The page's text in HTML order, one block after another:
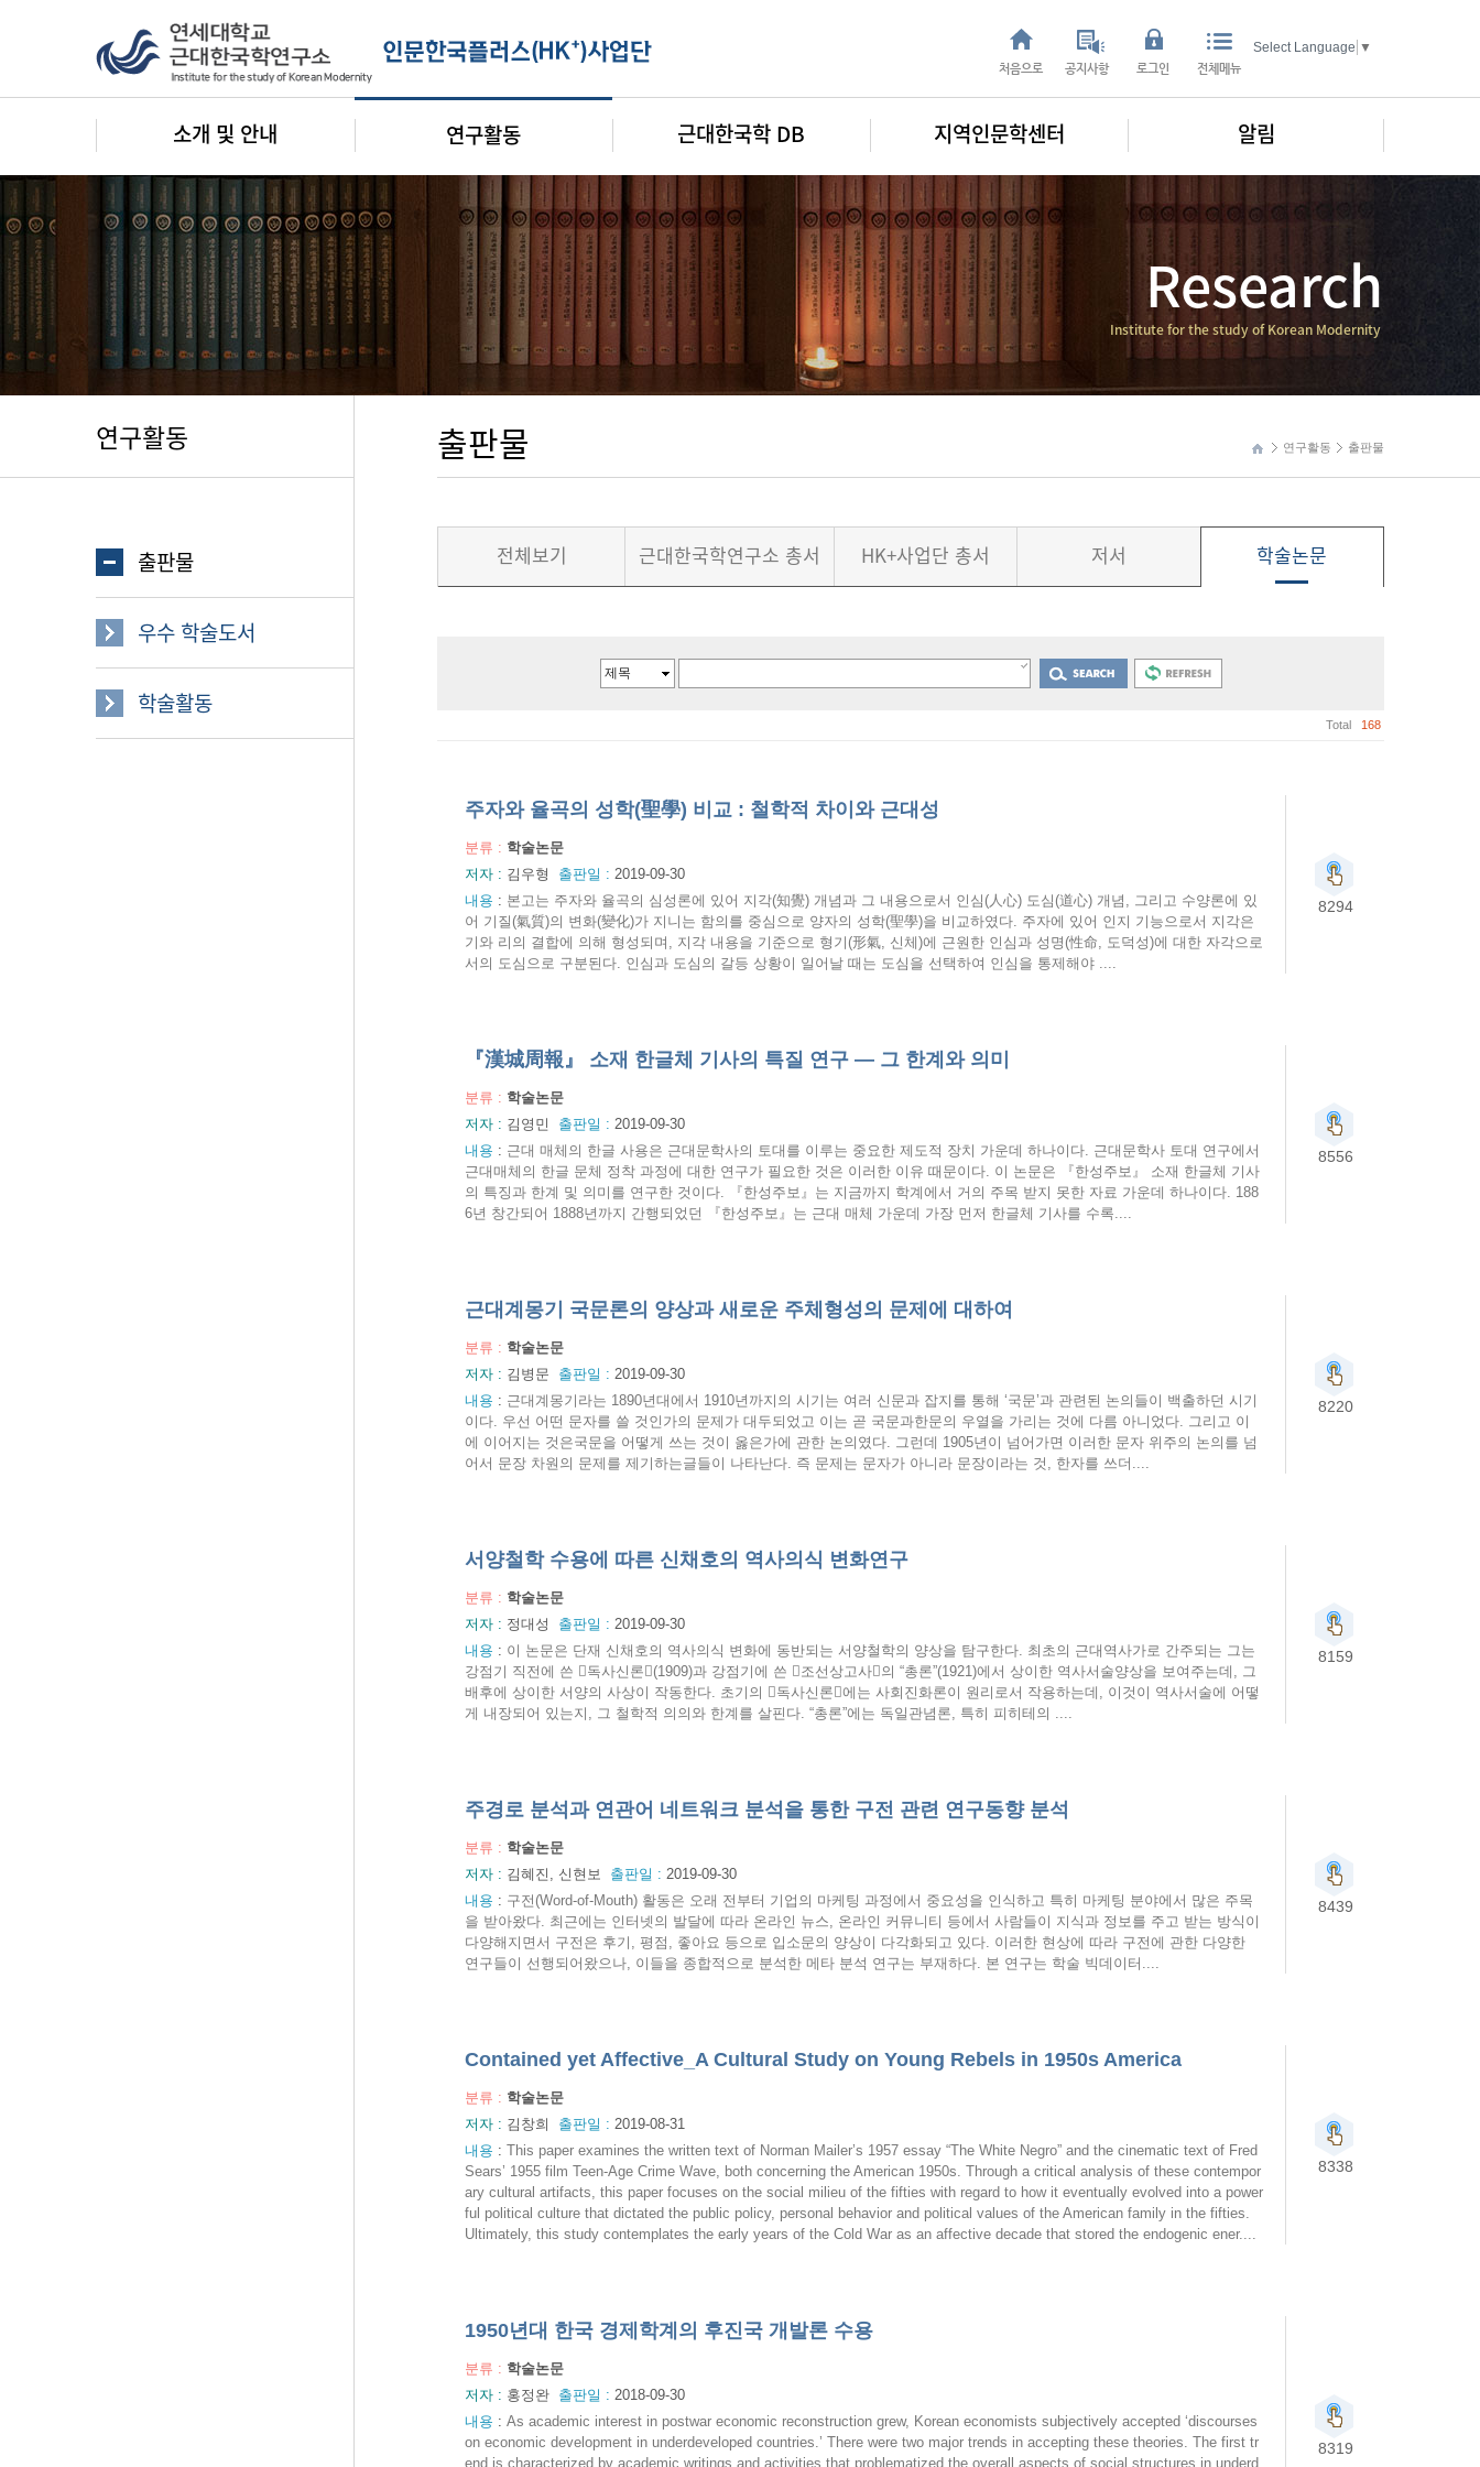
Select Language ▼
전체메뉴
로그인
공지사항
처음으로
소개 및 안내 연구활동 근대한국학 DB 지역인문학센터 알림
Research
Institute for the study of Korean Modernity
연구활동
출판물
우수 학술도서
학술활동
출판물 연구활동 출판물
전체보기 근대한국학연구소 총서 HK+사업단 총서 저서 학술논문
Total 168
주자와 율곡의 성학(聖學) 비교 : 철학적 차이와 근대성
분류 : 학술논문
저자 : 김우형 출판일 : 2019-09-30
내용 : 본고는 주자와 율곡의 심성론에 있어 지각(知覺) 개념과 그 내용으로서 인심(人心) 도심(道心) 개념, 그리고 수양론에 있
어 기질(氣質)의 변화(變化)가 지니는 함의를 중심으로 양자의 성학(聖學)을 비교하였다. 주자에 있어 인지 기능으로서 지각은
기와 리의 결합에 의해 형성되며, 지각 내용을 기준으로 형기(形氣, 신체)에 근원한 인심과 성명(性命, 도덕성)에 대한 자각으로
서의 도심으로 구분된다. 인심과 도심의 갈등 상황이 일어날 때는 도심을 선택하여 인심을 통제해야 ....
8294
『漢城周報』 소재 한글체 기사의 특질 연구 ― 그 한계와 의미
분류 : 학술논문
저자 : 김영민 출판일 : 2019-09-30
내용 : 근대 매체의 한글 사용은 근대문학사의 토대를 이루는 중요한 제도적 장치 가운데 하나이다. 근대문학사 토대 연구에서
근대매체의 한글 문체 정착 과정에 대한 연구가 필요한 것은 이러한 이유 때문이다. 이 논문은 『한성주보』 소재 한글체 기사
의 특징과 한계 및 의미를 연구한 것이다. 『한성주보』는 지금까지 학계에서 거의 주목 받지 못한 자료 가운데 하나이다. 188
6년 창간되어 1888년까지 간행되었던 『한성주보』는 근대 매체 가운데 가장 먼저 한글체 기사를 수록....
8556
근대계몽기 국문론의 양상과 새로운 주체형성의 문제에 대하여
분류 : 학술논문
저자 : 김병문 출판일 : 2019-09-30
내용 : 근대계몽기라는 1890년대에서 1910년까지의 시기는 여러 신문과 잡지를 통해 ‘국문’과 관련된 논의들이 백출하던 시기
이다. 우선 어떤 문자를 쓸 것인가의 문제가 대두되었고 이는 곧 국문과한문의 우열을 가리는 것에 다름 아니었다. 그리고 이
에 이어지는 것은국문을 어떻게 쓰는 것이 옳은가에 관한 논의였다. 그런데 1905년이 넘어가면 이러한 문자 위주의 논의를 넘
어서 문장 차원의 문제를 제기하는글들이 나타난다. 즉 문제는 문자가 아니라 문장이라는 것, 한자를 쓰더....
8220
서양철학 수용에 따른 신채호의 역사의식 변화연구
분류 : 학술논문
저자 : 정대성 출판일 : 2019-09-30
내용 : 이 논문은 단재 신채호의 역사의식 변화에 동반되는 서양철학의 양상을 탐구한다. 최초의 근대역사가로 간주되는 그는
강점기 직전에 쓴 독사신론(1909)과 강점기에 쓴 조선상고사의 “총론”(1921)에서 상이한 역사서술양상을 보여주는데, 그
배후에 상이한 서양의 사상이 작동한다. 초기의 독사신론에는 사회진화론이 원리로서 작용하는데, 이것이 역사서술에 어떻
게 내장되어 있는지, 그 철학적 의의와 한계를 살핀다. “총론”에는 독일관념론, 특히 피히테의 ....
8159
주경로 분석과 연관어 네트워크 분석을 통한 구전 관련 연구동향 분석
분류 : 학술논문
저자 : 김혜진, 신현보 출판일 : 2019-09-30
내용 : 구전(Word-of-Mouth) 활동은 오래 전부터 기업의 마케팅 과정에서 중요성을 인식하고 특히 마케팅 분야에서 많은 주목
을 받아왔다. 최근에는 인터넷의 발달에 따라 온라인 뉴스, 온라인 커뮤니티 등에서 사람들이 지식과 정보를 주고 받는 방식이
다양해지면서 구전은 후기, 평점, 좋아요 등으로 입소문의 양상이 다각화되고 있다. 이러한 현상에 따라 구전에 관한 다양한
연구들이 선행되어왔으나, 이들을 종합적으로 분석한 메타 분석 연구는 부재하다. 본 연구는 학술 빅데이터....
8439
Contained yet Affective_A Cultural Study on Young Rebels in 1950s America
분류 : 학술논문
저자 : 김창희 출판일 : 2019-08-31
내용 : This paper examines the written text of Norman Mailer’s 1957 essay “The White Negro” and the cinematic text of Fred
Sears’ 1955 film Teen-Age Crime Wave, both concerning the American 1950s. Through a critical analysis of these contempor
ary cultural artifacts, this paper focuses on the social milieu of the fifties with regard to how it eventually evolved into a power
ful political culture that dictated the public policy, personal behavior and political values of the American family in the fifties.
Ultimately, this study contemplates the early years of the Cold War as an affective decade that stored the endogenic ener....
8338
1950년대 한국 경제학계의 후진국 개발론 수용
분류 : 학술논문
저자 : 홍정완 출판일 : 2018-09-30
내용 : As academic interest in postwar economic reconstruction grew, Korean economists subjectively accepted ‘discourses
on economic development in underdeveloped countries.’ There were two major trends in accepting these theories. The first tr
end is characterized by academic writings and activities that problematized the overall aspects of social structures in underd
8319